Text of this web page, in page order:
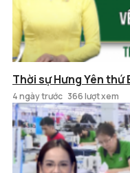
Thời sự Hưng Yên
4 ngày trước 366 lượt xem